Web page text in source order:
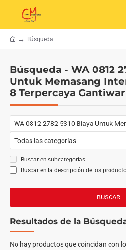
Búsqueda - WA 0812
Untuk Memasang
8 Terpercaya
e
Búsqueda
Buscar en subcategorías
Buscar en la descripción de los
BUSCAR
Resultados de la
No hay productos que coincidan con